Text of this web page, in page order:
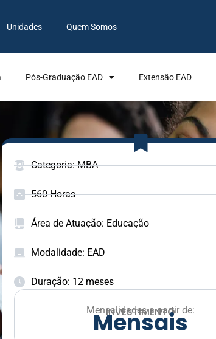
Unidades Quem Somos
Pós-Graduação EAD Extensão EAD
Categoria: MBA
560 Horas
Área de Atuação: Educação
Modalidade: EAD
Duração: 12 meses
INVESTIMENTO
Mensalidades a partir de:
Mensais